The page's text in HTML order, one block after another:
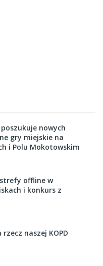
nowych
gry miejskie na
i Polu Mokotowskim
offline w
i konkurs z
naszej KOPD